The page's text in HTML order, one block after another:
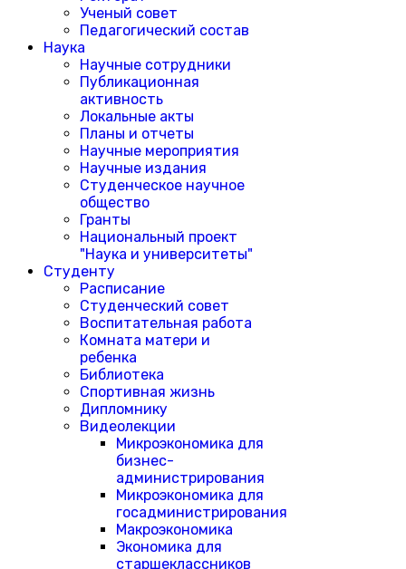
Ученый совет
Педагогический состав
Наука
Научные сотрудники
Публикационная
активность
Локальные акты
Планы и отчеты
Научные мероприятия
Научные издания
Студенческое научное
общество
Гранты
Национальный проект
"Наука и университеты"
Студенту
Расписание
Студенческий совет
Воспитательная работа
Комната матери и
ребенка
Библиотека
Спортивная жизнь
Дипломнику
Видеолекции
Микроэкономика для
бизнес-
администрирования
Микроэкономика для
госадминистрирования
Макроэкономика
Экономика для
старшеклассников